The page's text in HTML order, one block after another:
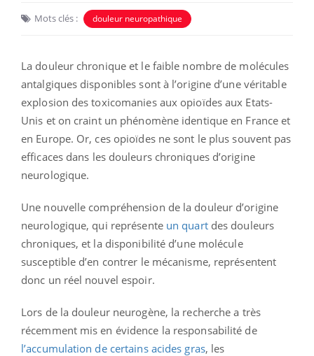
Mots clés : douleur neuropathique
La douleur chronique et le faible nombre de molécules
antalgiques disponibles sont à l’origine d’une véritable
explosion des toxicomanies aux opioïdes aux Etats-
Unis et on craint un phénomène identique en France et
en Europe. Or, ces opioïdes ne sont le plus souvent pas
efficaces dans les douleurs chroniques d’origine
neurologique.
Une nouvelle compréhension de la douleur d’origine
neurologique, qui représente un quartdes douleurs
chroniques, et la disponibilité d’une molécule
susceptible d’en contrer le mécanisme, représentent
donc un réel nouvel espoir.
Lors de la douleur neurogène, la recherche a très
récemment mis en évidence la responsabilité de
l’accumulation de certains acides gras, les